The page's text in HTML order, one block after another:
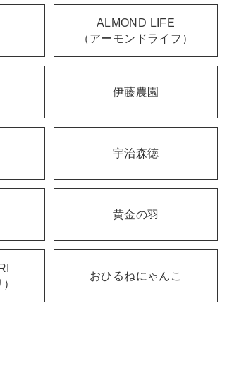
ALMOND LIFE
（アーモンドライフ）
伊藤農園
宇治森徳
黄金の羽
おひるねにゃんこ